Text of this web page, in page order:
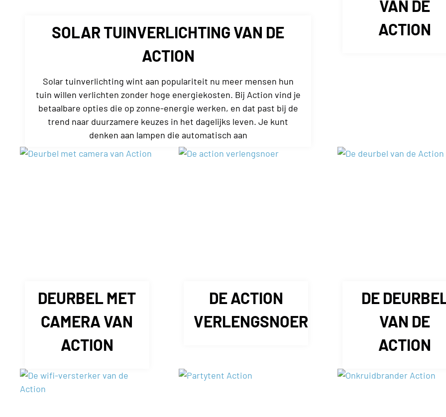
SOLAR TUINVERLICHTING VAN DE
ACTION
Solar tuinverlichting wint aan populariteit nu meer mensen hun
tuin willen verlichten zonder hoge energiekosten. Bij Action vind je
betaalbare opties die op zonne-energie werken, en dat past bij de
trend naar duurzamere keuzes in het dagelijks leven. Je kunt
denken aan lampen die automatisch aan
VAN DE
ACTION
DEURBEL MET
CAMERA VAN
ACTION
DE ACTION
VERLENGSNOER
DE
VAN DE
ACTION